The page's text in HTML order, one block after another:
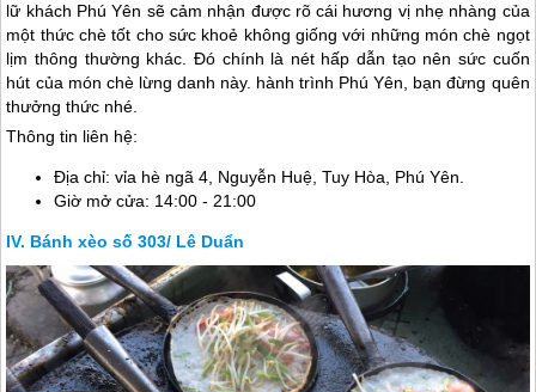
lữ khách Phú Yên sẽ cảm nhận được rõ cái hương vị nhẹ nhàng của
một thức chè tốt cho sức khoẻ không giống với những món chè ngọt
lịm thông thường khác. Đó chính là nét hấp dẫn tạo nên sức cuốn
hút của món chè lừng danh này. hành trình Phú Yên, bạn đừng quên
thưởng thức nhé.
Thông tin liên hệ:
Địa chỉ: vỉa hè ngã 4, Nguyễn Huệ, Tuy Hòa, Phú Yên.
Giờ mở cửa: 14:00 - 21:00
Bánh xèo số 303/ Lê Duẩn